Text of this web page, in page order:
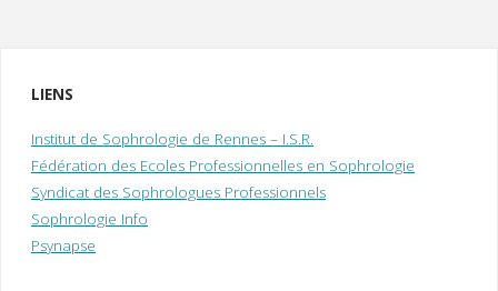
LIENS
Institut de Sophrologie de Rennes – I.S.R.
Fédération des Ecoles Professionnelles en Sophrologie
Syndicat des Sophrologues Professionnels
Sophrologie Info
Psynapse